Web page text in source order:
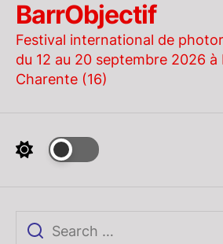
Skip
the
content
BarrObjectif
Festival international de
du 12 au 20 septembre 2026 à
Charente (16)